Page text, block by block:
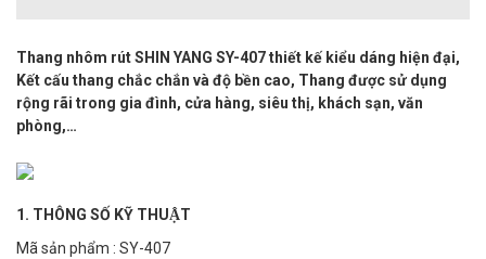
Thang nhôm rút SHIN YANG SY-407 thiết kế kiểu dáng hiện đại,
Kết cấu thang chắc chắn và độ bền cao, Thang được sử dụng
rộng rãi trong gia đình, cửa hàng, siêu thị, khách sạn, văn
phòng,…
1. THÔNG SỐ KỸ THUẬT
Mã sản phẩm : SY-407